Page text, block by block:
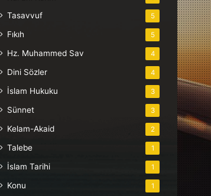
Tasavvuf 5
Fıkıh 5
Hz. Muhammed Sav 4
Dini Sözler 4
İslam Hukuku 3
Sünnet 3
Kelam-Akaid 2
Talebe 1
İslam Tarihi 1
Konu 1